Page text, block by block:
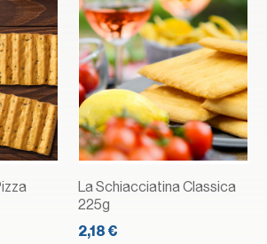
La Schiacciatina Classica
225g
2,18 €